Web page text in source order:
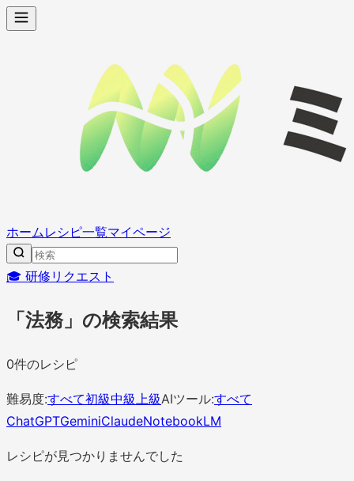
ホームレシピ一覧マイページ
🎓 研修リクエスト
「法務」の検索結果
0件のレシピ
難易度:すべて初級中級 上級AIツール:すべて
ChatGPTGeminiClaudeNotebookLM
レシピが見つかりませんでした